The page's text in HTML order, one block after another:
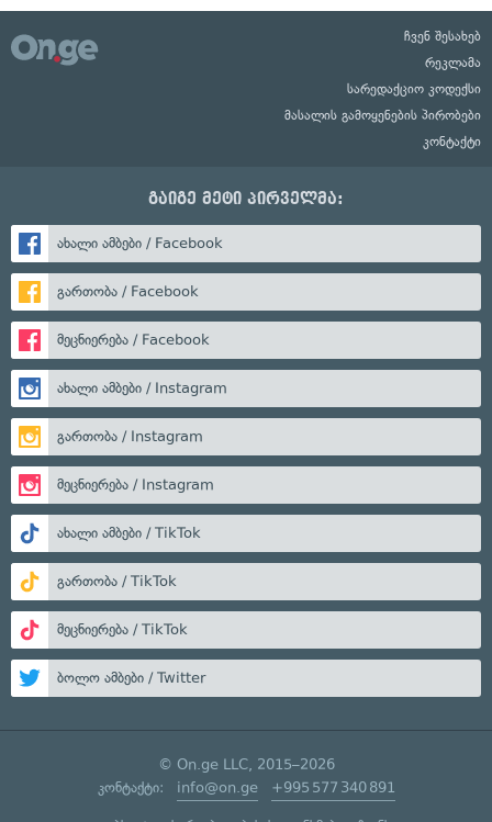
ჩვენ შესახებ
რეკლამა
სარედაქციო კოდექსი
მასალის გამოყენების პირობები
კონტაქტი
გაიგე მეტი პირველმა:
ახალი ამბები / Facebook
გართობა / Facebook
მეცნიერება / Facebook
ახალი ამბები / Instagram
გართობა / Instagram
მეცნიერება / Instagram
ახალი ამბები / TikTok
გართობა / TikTok
მეცნიერება / TikTok
ბოლო ამბები / Twitter
© On.ge LLC, 2015–2026
კონტაქტი: info@on.ge +995 577 340 891